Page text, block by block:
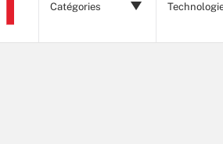
Catégories